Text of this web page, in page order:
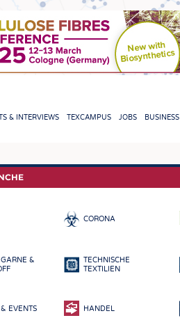
& INTERVIEWS TEXCAMPUS JOBS BUSINESS
TEXTILE LEADERSHIP
CORONA
&
TECHNISCHE
TEXTILIEN
EVENTS HANDEL